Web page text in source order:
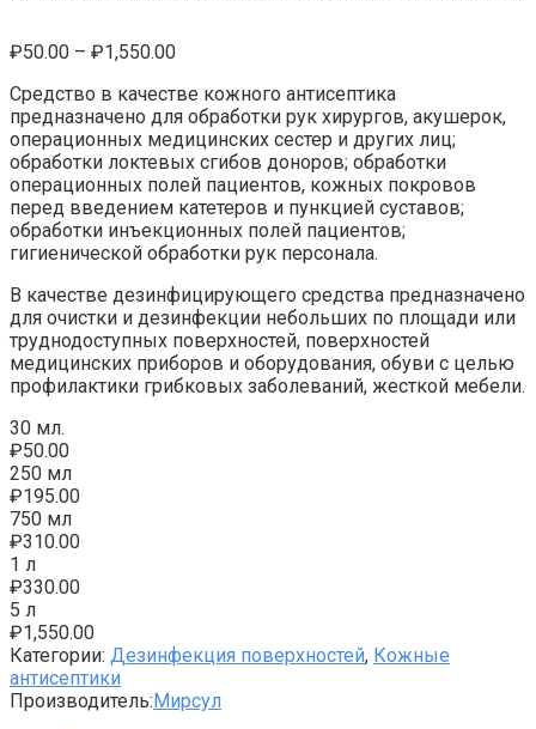
₽50.00 – ₽1,550.00Диапазон
₽50.00
–
₽1,550.00
Средство в качестве кожного антисептика
предназначено для обработки рук хирургов, акушерок,
операционных медицинских сестер и других лиц;
обработки локтевых сгибов доноров; обработки
операционных полей пациентов, кожных покровов
перед введением катетеров и пункцией суставов;
обработки инъекционных полей пациентов;
гигиенической обработки рук персонала.
В качестве дезинфицирующего средства предназначено
для очистки и дезинфекции небольших по площади или
труднодоступных поверхностей, поверхностей
медицинских приборов и оборудования, обуви с целью
профилактики грибковых заболеваний, жесткой мебели.
30 мл.
₽50.00
250 мл
₽195.00
750 мл
₽310.00
1 л
₽330.00
5 л
₽1,550.00
Категории: Дезинфекция поверхностей, Кожные
антисептики
Производитель:Мирсул